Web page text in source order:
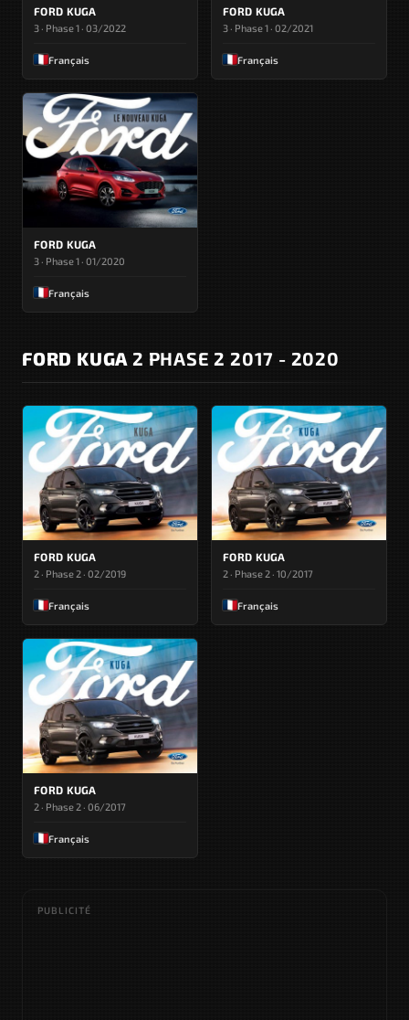
FORD KUGA
3 · Phase 1 · 03/2022
Français
FORD KUGA
3 · Phase 1 · 02/2021
Français
FORD KUGA
3 · Phase 1 · 01/2020
Français
FORD KUGA 2 PHASE 2 2017 - 2020
FORD KUGA
2 · Phase 2 · 02/2019
Français
FORD KUGA
2 · Phase 2 · 10/2017
Français
FORD KUGA
2 · Phase 2 · 06/2017
Français
PUBLICITÉ